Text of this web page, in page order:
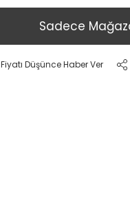
Sadece
Fiyatı Düşünce Haber Ver